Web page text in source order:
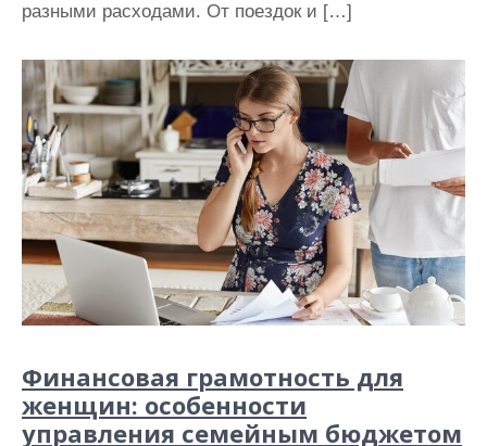
разными расходами. От поездок и […]
Финансовая грамотность для
женщин: особенности
управления семейным бюджетом